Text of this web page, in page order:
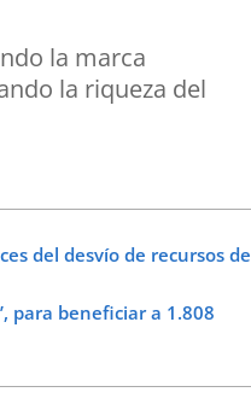
la marca
la riqueza del
del desvío de recursos de
para beneficiar a 1.808